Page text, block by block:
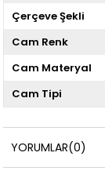
Çerçeve Şekli
Cam Renk
Cam Materyal
Cam Tipi
YORUMLAR(0)